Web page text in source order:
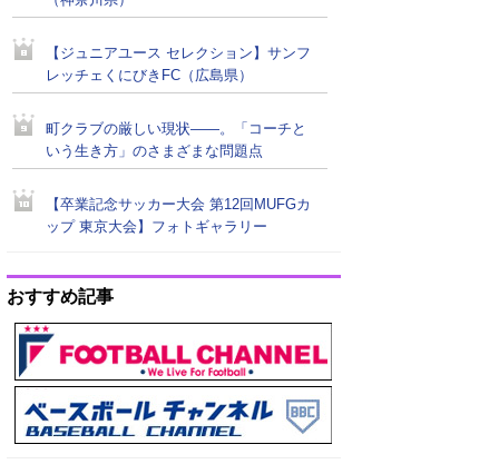
【ジュニアユース セレクション】サンフ
レッチェくにびきFC（広島県）
町クラブの厳しい現状――。「コーチと
いう生き方」のさまざまな問題点
【卒業記念サッカー大会 第12回MUFGカ
ップ 東京大会】フォトギャラリー
おすすめ記事